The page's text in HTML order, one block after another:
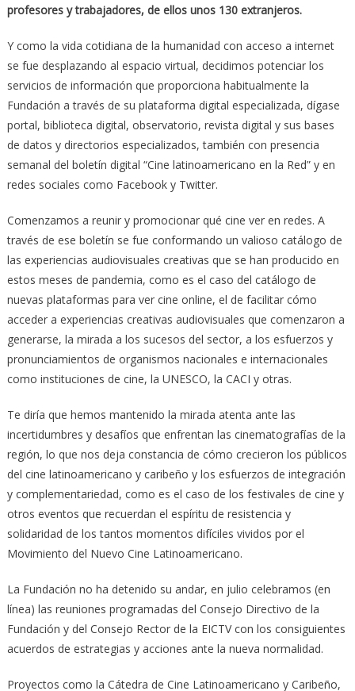
profesores y trabajadores, de ellos unos 130 extranjeros.
Y como la vida cotidiana de la humanidad con acceso a internet
se fue desplazando al espacio virtual, decidimos potenciar los
servicios de información que proporciona habitualmente la
Fundación a través de su plataforma digital especializada, dígase
portal, biblioteca digital, observatorio, revista digital y sus bases
de datos y directorios especializados, también con presencia
semanal del boletín digital “Cine latinoamericano en la Red” y en
redes sociales como Facebook y Twitter.
Comenzamos a reunir y promocionar qué cine ver en redes. A
través de ese boletín se fue conformando un valioso catálogo de
las experiencias audiovisuales creativas que se han producido en
estos meses de pandemia, como es el caso del catálogo de
nuevas plataformas para ver cine online, el de facilitar cómo
acceder a experiencias creativas audiovisuales que comenzaron a
generarse, la mirada a los sucesos del sector, a los esfuerzos y
pronunciamientos de organismos nacionales e internacionales
como instituciones de cine, la UNESCO, la CACI y otras.
Te diría que hemos mantenido la mirada atenta ante las
incertidumbres y desafíos que enfrentan las cinematografías de la
región, lo que nos deja constancia de cómo crecieron los públicos
del cine latinoamericano y caribeño y los esfuerzos de integración
y complementariedad, como es el caso de los festivales de cine y
otros eventos que recuerdan el espíritu de resistencia y
solidaridad de los tantos momentos difíciles vividos por el
Movimiento del Nuevo Cine Latinoamericano.
La Fundación no ha detenido su andar, en julio celebramos (en
línea) las reuniones programadas del Consejo Directivo de la
Fundación y del Consejo Rector de la EICTV con los consiguientes
acuerdos de estrategias y acciones ante la nueva normalidad.
Proyectos como la Cátedra de Cine Latinoamericano y Caribeño,